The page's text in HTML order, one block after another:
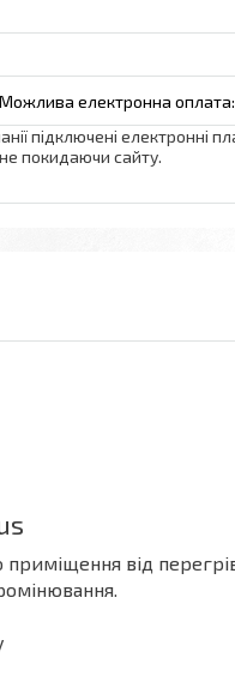
підключені електронні
покидаючи сайту.
від